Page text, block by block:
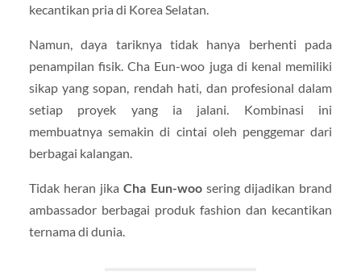
kecantikan pria di Korea Selatan.
Namun, daya tariknya tidak hanya berhenti pada
penampilan fisik. Cha Eun-woo juga di kenal memiliki
sikap yang sopan, rendah hati, dan profesional dalam
setiap proyek yang ia jalani. Kombinasi ini
membuatnya semakin di cintai oleh penggemar dari
berbagai kalangan.
Tidak heran jikaCha Eun-woosering dijadikan brand
ambassador berbagai produk fashion dan kecantikan
ternama di dunia.